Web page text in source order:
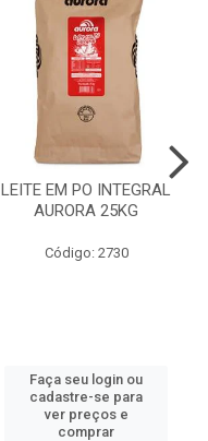
LEITE EM PO INTEGRAL
AURORA 25KG
Código: 2730
Faça seu login ou
cadastre-se para
ver preços e
comprar